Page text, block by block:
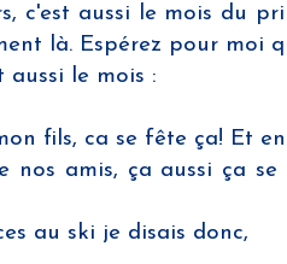
c'est aussi le mois du
là. Espérez pour moi
aussi le mois :
fils, ca se fête ça! Et
nos amis, ça aussi ça
au ski je disais donc,